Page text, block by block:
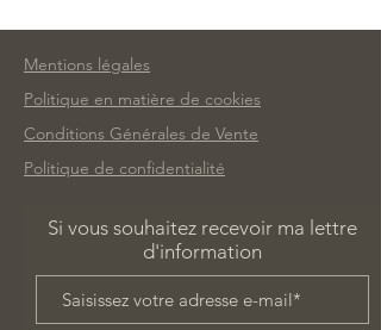
Mentions légales
Politique en matière de cookies
Conditions Générales de Vente
Politique de confidentialité
Si vous souhaitez recevoir ma lettre
d'information